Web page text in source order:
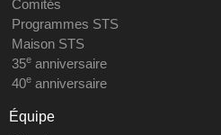
Comités
Programmes STS
Maison STS
35eanniversaire
40eanniversaire
Équipe